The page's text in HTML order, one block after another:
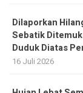
Dilaporkan
Sebatik
Duduk Diatas
16 Juli 2026